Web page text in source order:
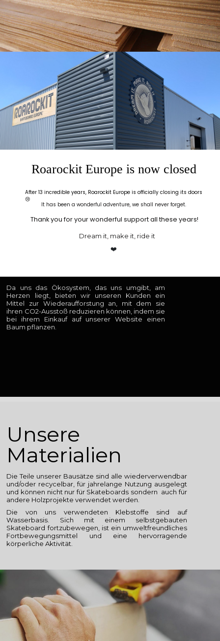
Unsere
Da uns das Ökosystem, das uns umgibt, am
Herzen liegt, bieten wir unseren Kunden ein
Mittel zur Wiederaufforstung an, mit dem sie
ihren CO2-Ausstoß reduzieren können, indem sie
bei ihrem Einkauf auf unserer Website einen
Baum pflanzen.
Unsere
Materialien
Die Teile unserer Bausätze sind alle wiederverwendbar
und/oder recycelbar, für jahrelange Nutzung ausgelegt
und können nicht nur für Skateboards sondern auch für
andere Holzprojekte verwendet werden.
Die von uns verwendeten Klebstoffe sind auf
Wasserbasis. Sich mit einem selbstgebauten
Skateboard fortzubewegen, ist ein umweltfreundliches
Fortbewegungsmittel und eine hervorragende
körperliche Aktivität.
Roarockit Europe is now closed
After 13 incredible years, Roarockit Europe is officially closing its doors
😢
Thank you for your wonderful support all these years!
❤️
It has been a wonderful adventure, we shall never forget.
Dream it, make it, ride it